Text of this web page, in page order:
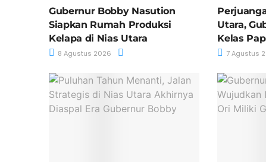
Gubernur Bobby Nasution
Siapkan Rumah Produksi
Kelapa di Nias Utara
8 Agustus 2026
Utara,
Kelas
7 Agustus